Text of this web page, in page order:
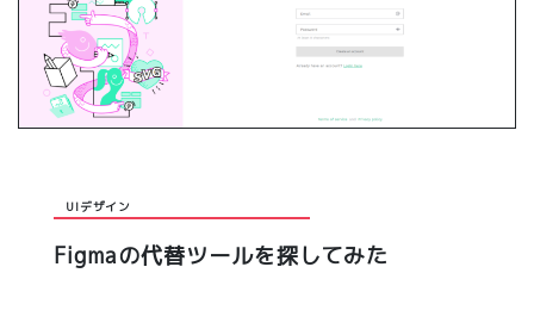
UIデザイン
Figmaの代替ツールを探してみた